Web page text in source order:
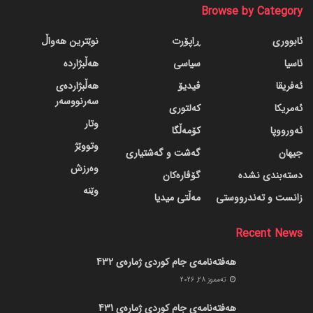
Browse by Category
ئابووری
ئاسیا
ئەفریقا
ئەمریکا
ئەورووپا
جیهان
دسته‌بندی نشده
زانست و تەندرووستی
ڕاپۆرت
سیاسی
ڤیدیۆ
کەلتوری
کۆمەڵگا
گه‌شت و گه‌شتیاری
گۆڤاره‌کان
مەڵتی میدیا
نوێترین هەواڵ
هەڵبژاردە
هەڵبژاردەی
سەرنووسەر
وتار
وتووێژ
وەرزش
وێنە
Recent News
هەفتەنامەی جام کوردی ژمارەی 432
ته‌مموز 28, 2026
هەفتەنامەی جام کوردی ژمارەی 431